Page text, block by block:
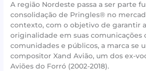
A região Nordeste passa a ser parte
consolidação de Pringles® no
contexto, com o objetivo de garantir
originalidade em suas comunicações
comunidades e públicos, a marca se
compositor Xand Avião, um dos ex-
Aviões do Forró (2002-2018).